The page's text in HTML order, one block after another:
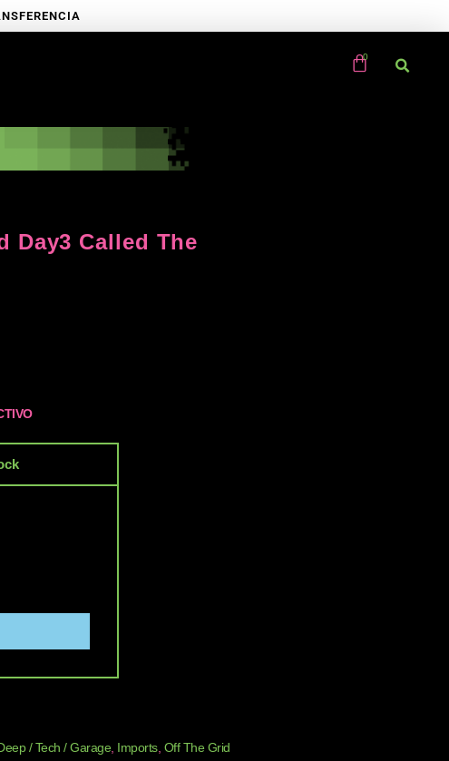
Day3 Called The
/ Tech / Garage, Imports, Off The Grid